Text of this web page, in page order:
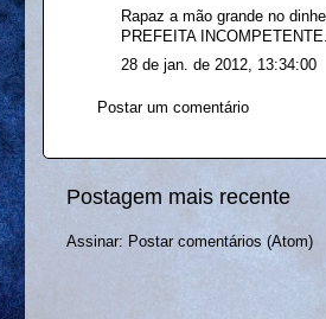
Rapaz a mão grande no
PREFEITA
28 de jan. de 2012, 13:34:00
Postar um comentário
Postagem mais recente
Assinar: Postar comentários (Atom)